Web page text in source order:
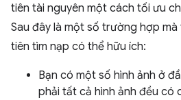
tiên tài nguyên một cách tối ưu
Sau đây là một số trường hợp
tiên tìm nạp có thể hữu ích:
Bạn có một số hình ảnh ở
phải tất cả hình ảnh đều có